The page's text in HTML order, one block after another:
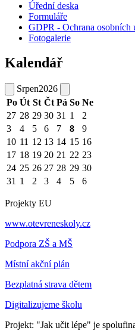
Úřední deska
Formuláře
GDPR - Ochrana osobních
Fotogalerie
Kalendář
Srpen2026
Po Út St Čt Pá So Ne
27 28 29 30 31 1
2
3
4 5 6 7 8
9
10 11 12 13 14 15 16
17 18 19 20 21 22 23
24 25 26 27 28 29 30
31 1 2 3 4 5 6
Projekty EU
www.otevreneskoly.cz
Podpora ZŠ a MŠ
Místní akční plán
Bezplatná strava dětem
Digitalizujeme školu
Projekt: "Jak učit lépe" je